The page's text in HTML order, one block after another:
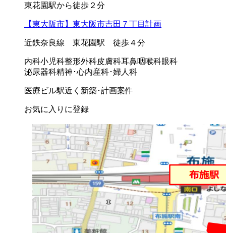
東花園駅から徒歩２分
【東大阪市】東大阪市吉田７丁目計画
近鉄奈良線 東花園駅 徒歩４分
内科小児科整形外科皮膚科耳鼻咽喉科眼科
泌尿器科精神･心内産科･婦人科
医療ビル駅近く 新築･計画案件
お気に入りに登録